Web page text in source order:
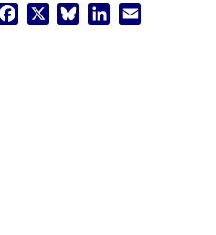
Facebook Bluesky LinkedIn